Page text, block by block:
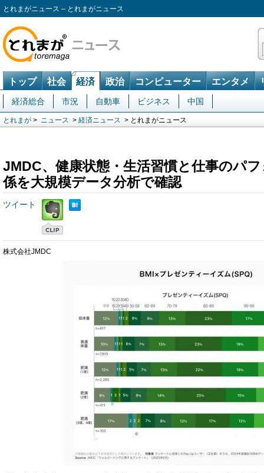
とれまがニュース – とれまがニュース
トップ 社会 経済 政治 コンピューター エンタメ
経済総合 市況 自動車 ビジネス 中国
とれまが > ニュース > 経済ニュース > とれまがニュース
JMDC、健康状態・生活習慣と仕事のパ
係を大規模データ分析で確認
ツイート
株式会社JMDC